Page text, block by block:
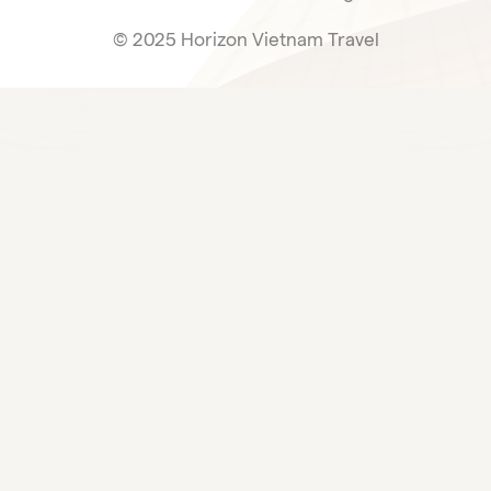
© 2025 Horizon Vietnam Travel